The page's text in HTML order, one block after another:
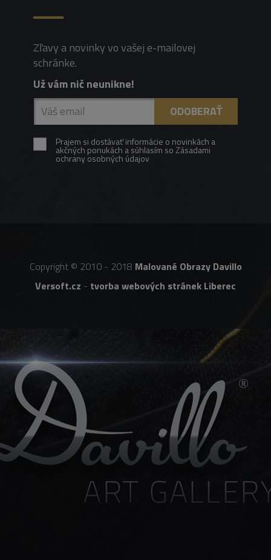
Zľavy a novinky vo vašej e-mailovej
schránke.
Už vám nič neunikne!
Prajem si dostávať informácie o novinkách a
akčných ponukách a súhlasím so Zásadami
ochrany osobných údajov
Copyright © 2010 - 2018 Malované Obrazy Davillo
Versoft.cz - tvorba webových stránek Liberec